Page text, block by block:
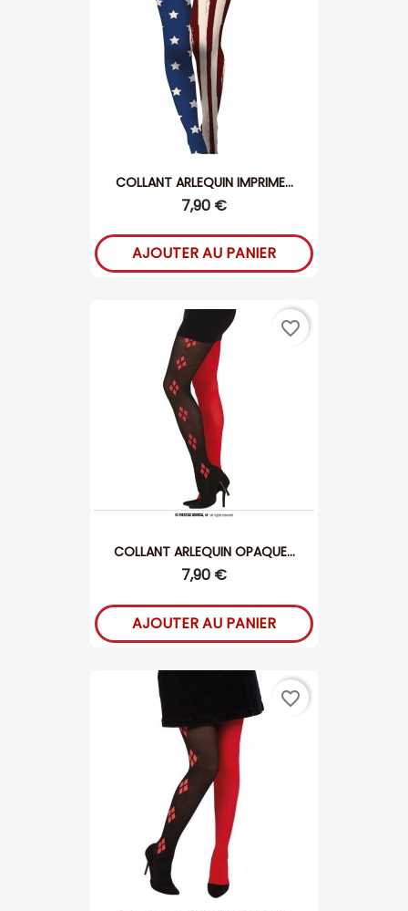
COLLANT ARLEQUIN IMPRIME...
7,90 €
AJOUTER AU PANIER
COLLANT ARLEQUIN OPAQUE...
7,90 €
AJOUTER AU PANIER
favorite_border
favorite_border